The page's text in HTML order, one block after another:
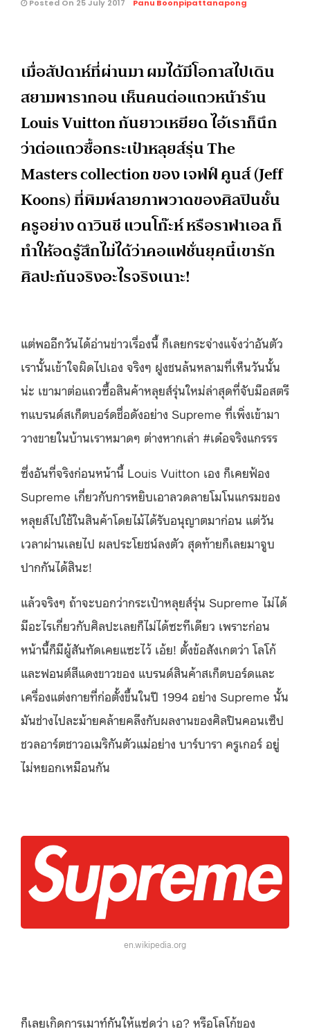
Posted On 25 July 2017 Panu Boonpipattanapong
เมื่อสัปดาห์ที่ผ่านมา ผมได้มีโอกาสไปเดิน
สยามพารากอน เห็นคนต่อแถวหน้าร้าน
Louis Vuitton กันยาวเหยียด ไอ้เราก็นึก
ว่าต่อแถวซื้อกระเป๋าหลุยส์รุ่น The
Masters collection ของ เจฟฟ์ คูนส์ (Jeff
Koons) ที่พิมพ์ลายภาพวาดของศิลปินชั้น
ครูอย่าง ดาวินชี แวนโก๊ะห์ หรือราฟาเอล ก็
ทำให้อดรู้สึกไม่ได้ว่าคอแฟชั่นยุคนี้เขารัก
ศิลปะกันจริงอะไรจริงเนาะ!
แต่พออีกวันได้อ่านข่าวเรื่องนี้ ก็เลยกระจ่างแจ้งว่าอันตัว
เรานั้นเข้าใจผิดไปเอง จริงๆ ฝูงชนล้นหลามที่เห็นวันนั้น
น่ะ เขามาต่อแถวซื้อสินค้าหลุยส์รุ่นใหม่ล่าสุดที่จับมือสตรี
ทแบรนด์สเก็ตบอร์ดชื่อดังอย่าง Supreme ที่เพิ่งเข้ามา
วางขายในบ้านเราหมาดๆ ต่างหากเล่า #เด๋อจริงแกรรร
ซึ่งอันที่จริงก่อนหน้านี้ Louis Vuitton เอง ก็เคยฟ้อง
Supreme เกี่ยวกับการหยิบเอาลวดลายโมโนแกรมของ
หลุยส์ไปใช้ในสินค้าโดยไม้ได้รับอนุญาตมาก่อน แต่วัน
เวลาผ่านเลยไป ผลประโยชน์ลงตัว สุดท้ายก็เลยมาจูบ
ปากกันได้สินะ!
แล้วจริงๆ ถ้าจะบอกว่ากระเป๋าหลุยส์รุ่น Supreme ไม่ได้
มีอะไรเกี่ยวกับศิลปะเลยก็ไม่ได้ซะทีเดียว เพราะก่อน
หน้านี้ก็มีผู้สันทัดเคยแซะไว้ เอ้ย! ตั้งข้อสังเกตว่า โลโก้
และฟอนต์สีแดงขาวของ แบรนด์สินค้าสเก็ตบอร์ดและ
เครื่องแต่งกายที่ก่อตั้งขึ้นในปี 1994 อย่าง Supreme นั้น
มันช่างไปละม้ายคล้ายคลึงกับผลงานของศิลปินคอนเซ็ป
ชวลอาร์ตชาวอเมริกันตัวแม่อย่าง บาร์บารา ครูเกอร์ อยู่
ไม่หยอกเหมือนกัน
en.wikipedia.org
ก็เลยเกิดการเมาท์กันให้แซ่ดว่า เอ? หรือโลโก้ของ